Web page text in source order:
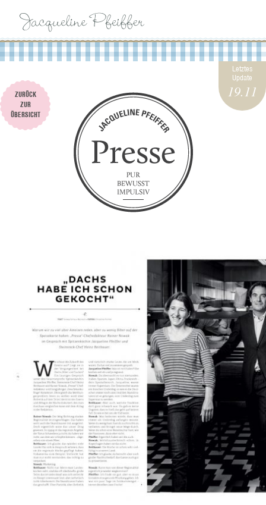
BIOGRAPHIE
IMPRESSIONEN
PFEIFFERSGIG
KOCHBÜCHER
Letztes
Update
19.11
ZURÜCK
ZUR
ÜBERSICHT